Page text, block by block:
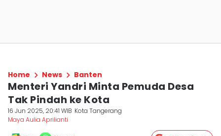
Home News Banten
Menteri Yandri Minta Pemuda Desa
Tak Pindah ke Kota
16 Jun 2025, 20:41 WIB Kota Tangerang
Maya Aulia Aprilianti